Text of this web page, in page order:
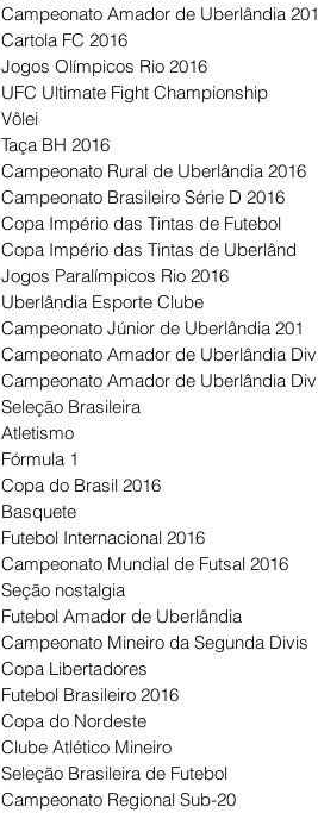
Campeonato Amador de Uberlândia 201
Cartola FC 2016
Jogos Olímpicos Rio 2016
UFC Ultimate Fight Championship
Vôlei
Taça BH 2016
Campeonato Rural de Uberlândia 2016
Campeonato Brasileiro Série D 2016
Copa Império das Tintas de Futebol
Copa Império das Tintas de Uberlând
Jogos Paralímpicos Rio 2016
Uberlândia Esporte Clube
Campeonato Júnior de Uberlândia 201
Campeonato Amador de Uberlândia Div
Campeonato Amador de Uberlândia Div
Seleção Brasileira
Atletismo
Fórmula 1
Copa do Brasil 2016
Basquete
Futebol Internacional 2016
Campeonato Mundial de Futsal 2016
Seção nostalgia
Futebol Amador de Uberlândia
Campeonato Mineiro da Segunda Divis
Copa Libertadores
Futebol Brasileiro 2016
Copa do Nordeste
Clube Atlético Mineiro
Seleção Brasileira de Futebol
Campeonato Regional Sub-20